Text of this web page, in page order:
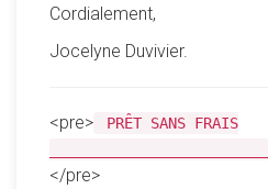
Cordialement,
Jocelyne Duvivier.
<pre>
PRÊT SANS FRAIS
</pre>